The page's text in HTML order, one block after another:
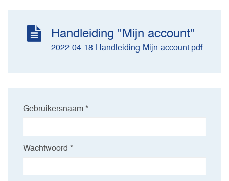
Handleiding "Mijn account"
2022-04-18-Handleiding-Mijn-account.pdf
Gebruikersnaam *
Wachtwoord *